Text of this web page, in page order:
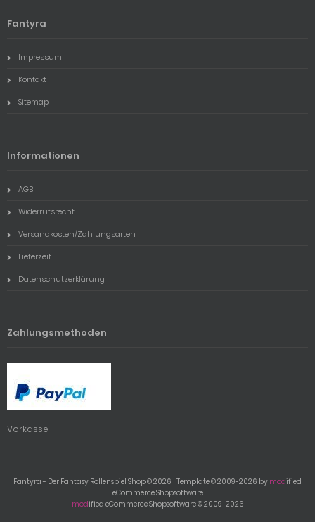
Fantyra
Impressum
Kontakt
Sitemap
Informationen
AGB
Widerrufsrecht
Versandkosten/Zahlungsarten
Lieferzeit
Datenschutzerklärung
Zahlungsmethoden
Vorkasse
Fantyra - Der Fantasy Rollenspiel Shop © 2026 | Template © 2009-2026 by modified
eCommerce Shopsoftware
modified eCommerce Shopsoftware © 2009-2026